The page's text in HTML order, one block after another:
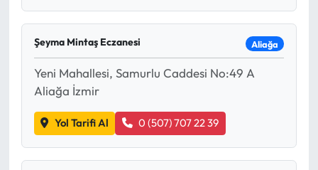
Şeyma Mintaş Eczanesi Aliağa
Yeni Mahallesi, Samurlu Caddesi No:49 A
Aliağa İzmir
Yol Tarifi Al 0 (507) 707 22 39